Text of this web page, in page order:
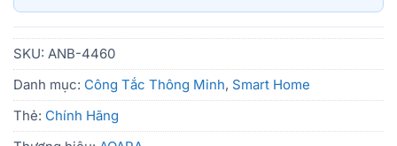
SKU: ANB-4460
Danh mục: Công Tắc Thông Minh, Smart Home
Thẻ: Chính Hãng